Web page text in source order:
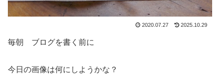
2020.07.27 2025.10.29
毎朝 ブログを書く前に
今日の画像は何にしようかな？